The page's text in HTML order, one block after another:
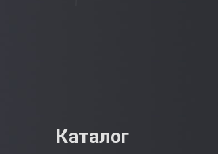
Каталог